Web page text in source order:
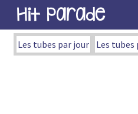
Hit Parade
Les tubes par jour Les tubes